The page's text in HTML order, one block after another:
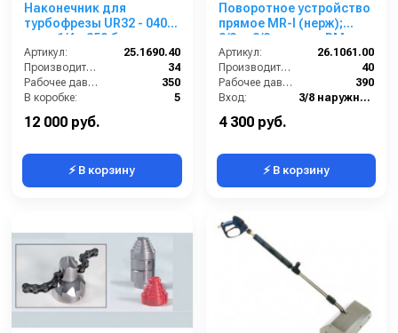
Наконечник для
турбофрезы UR32 - 040;
вход 1/4г; 350 бар
Артикул:
25.1690.40
Производительность (л/мин):
34
Рабочее давление (бар):
350
В коробке:
5
12 000 руб.
⚡ В корзину
Поворотное устройство
прямое MR-I (нерж);
3/8ш-3/8г аналог RM
200310010
Артикул:
26.1061.00
Производительность (л/мин):
40
Рабочее давление (бар):
390
Вход:
3/8 наружняя резьба
4 300 руб.
⚡ В корзину